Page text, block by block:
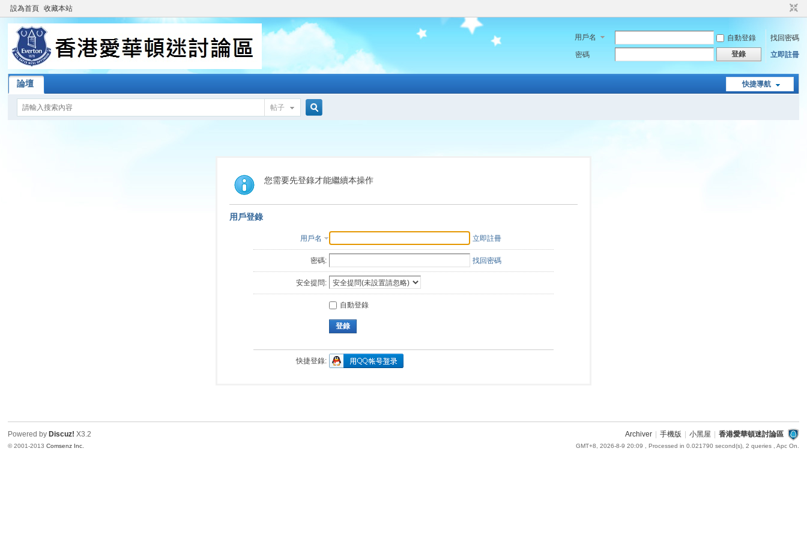
設為首頁 收藏本站
用戶名 自動登錄
找回密碼
密碼
登錄 立即註冊
快捷導航
論壇
帖子
索
您需要先登錄才能繼續本操作
用戶登錄
用戶名 立即註冊
密碼: 找回密碼
安全提問:
自動登錄
登錄
快捷登錄:
Archiver 手機版 小黑屋 香港愛華頓迷討論區
GMT+8, 2026-8-9 20:09 , Processed in 0.021790 second(s), 2 queries , Apc On.
Powered by Discuz! X3.2
© 2001-2013Comsenz Inc.